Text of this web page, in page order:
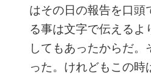
はその日の報告を口
る事は文字で伝える
してもあったからだ
った。けれどもこの